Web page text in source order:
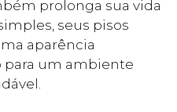
prolonga sua vida
seus pisos
aparência
para um ambiente